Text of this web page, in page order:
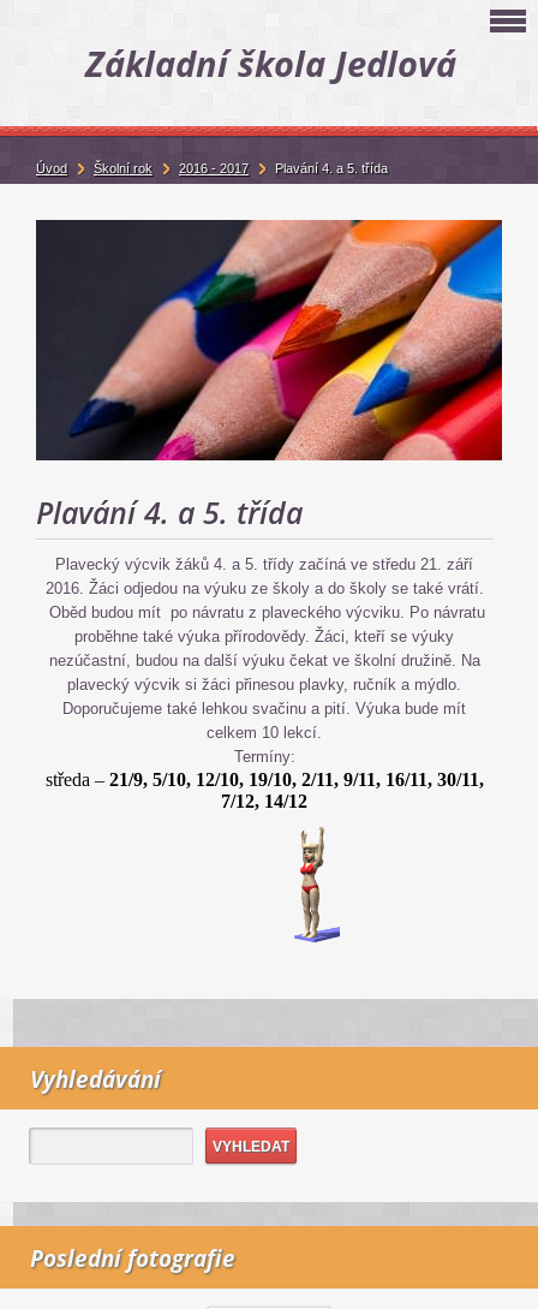
Základní škola Jedlová
Plavání 4. a 5. třída
Plavecký výcvik žáků 4. a 5. třídy začíná ve středu 21. září
2016. Žáci odjedou na výuku ze školy a do školy se také vrátí.
Oběd budou mít po návratu z plaveckého výcviku. Po návratu
proběhne také výuka přírodovědy. Žáci, kteří se výuky
nezúčastní, budou na další výuku čekat ve školní družině. Na
plavecký výcvik si žáci přinesou plavky, ručník a mýdlo.
Doporučujeme také lehkou svačinu a pití. Výuka bude mít
celkem 10 lekcí.
Termíny:
středa –21/9, 5/10, 12/10, 19/10, 2/11, 9/11, 16/11, 30/11,
7/12, 14/12
Vyhledávání
Poslední fotografie
Úvod Školní rok 2016 - 2017 Plavání 4. a 5. třída